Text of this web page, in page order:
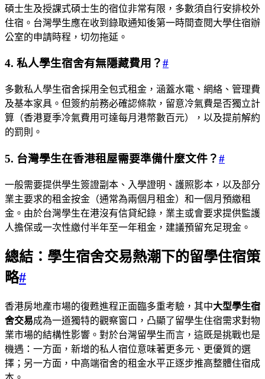
碩士生及授課式碩士生的宿位非常有限，多數須自行安排校外
住宿。台灣學生應在收到錄取通知後第一時間查閱大學住宿辦
公室的申請時程，切勿拖延。
4. 私人學生宿舍有無隱藏費用？#
多數私人學生宿舍採用全包式租金，涵蓋水電、網絡、管理費
及基本家具。但簽約前務必確認條款，留意冷氣費是否獨立計
算（香港夏季冷氣費用可達每月港幣數百元），以及提前解約
的罰則。
5. 台灣學生在香港租屋需要準備什麼文件？#
一般需要提供學生簽證副本、入學證明、護照影本，以及部分
業主要求的租金按金（通常為兩個月租金）和一個月預繳租
金。由於台灣學生在港沒有信貸紀錄，業主或會要求提供監護
人擔保或一次性繳付半年至一年租金，建議預留充足現金。
總結：學生宿舍交易熱潮下的留學住宿策
略#
香港房地產市場的復甦進程正面臨多重考驗，其中大型學生宿
舍交易成為一道獨特的觀察窗口，凸顯了留學生住宿需求對物
業市場的結構性影響。對於台灣留學生而言，這既是挑戰也是
機遇：一方面，新增的私人宿位意味著更多元、更優質的選
擇；另一方面，中高端宿舍的租金水平正逐步推高整體住宿成